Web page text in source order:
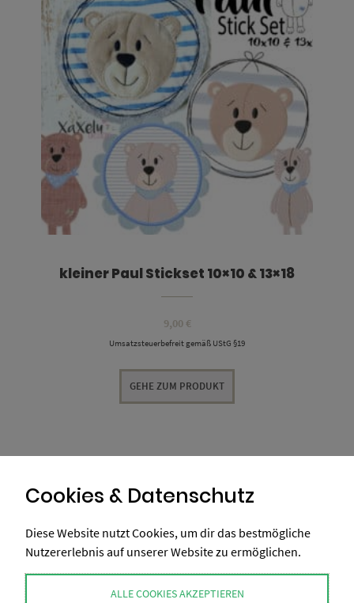
kleiner Paul Stickset 10×10 & 13×18
9,00 €
Umsatzsteuerbefreit gemäß UStG §19
GEHE ZUM PRODUKT
Cookies & Datenschutz
Diese Website nutzt Cookies, um dir das bestmögliche
Nutzererlebnis auf unserer Website zu ermöglichen.
ALLE COOKIES AKZEPTIEREN